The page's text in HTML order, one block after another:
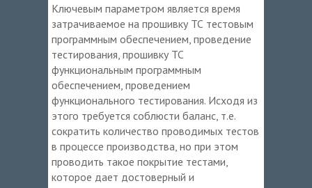
Ключевым параметром является время
затрачиваемое на прошивку ТС тестовым
программным обеспечением, проведение
тестирования, прошивку ТС
функциональным программным
обеспечением, проведением
функционального тестирования. Исходя из
этого требуется соблюсти баланс, т.е.
сократить количество проводимых тестов
в процессе производства, но при этом
проводить такое покрытие тестами,
которое дает достоверный и